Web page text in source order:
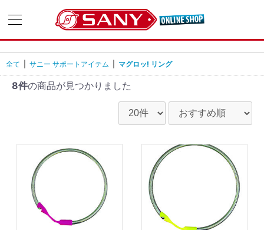
全て サニー サポートアイテム マグロッ! リング
8件の商品が見つかりました